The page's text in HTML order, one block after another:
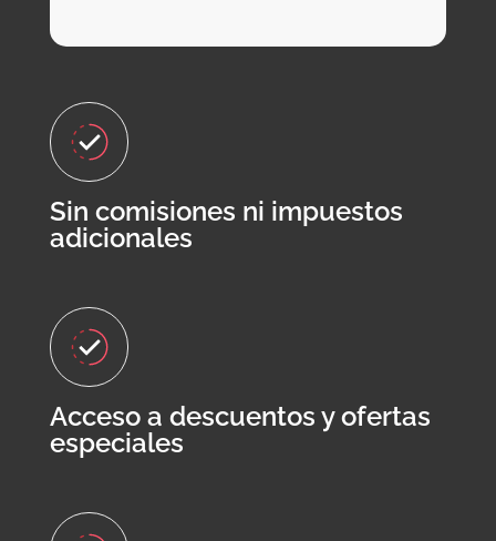
Sin comisiones ni impuestos
adicionales
Acceso a descuentos y ofertas
especiales